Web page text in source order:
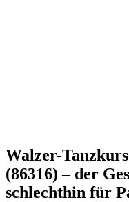
Walzer-
(86316) – der
schlechthin für